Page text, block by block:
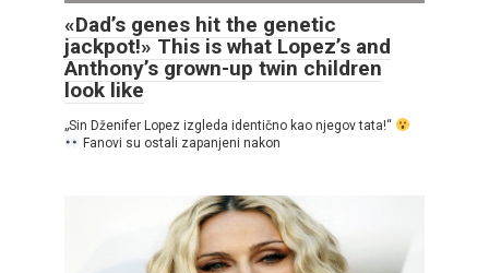
«Dad’s genes hit the genetic
jackpot!» This is what Lopez’s and
Anthony’s grown-up twin children
look like
„Sin Dženifer Lopez izgleda identično kao njegov tata!“
Fanovi su ostali zapanjeni nakon